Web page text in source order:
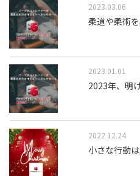
2023.03.06
柔道や柔術
2023.01.01
2023年、明
2022.12.24
小さな行動